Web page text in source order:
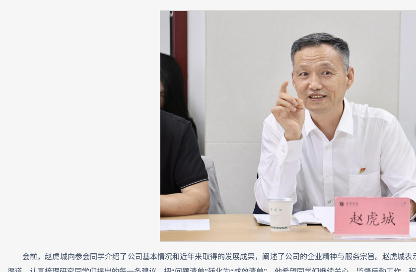
会前，赵虎城向参会同学介绍了公司基本情况和近年来取得的发展成果，阐述了公司的企业精神与服务宗旨。赵虎城